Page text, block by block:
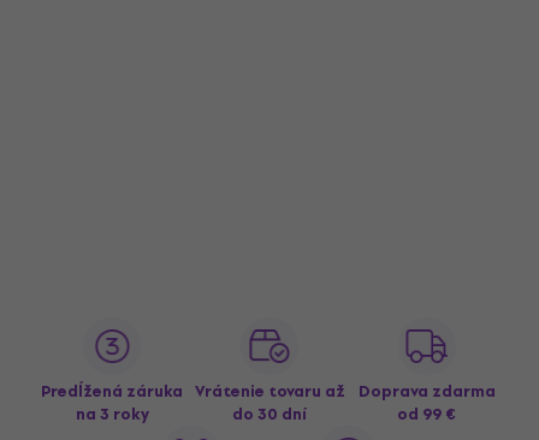
Predĺžená záruka
na 3 roky
Vrátenie tovaru až
do 30 dní
Doprava zdarma
od 99 €